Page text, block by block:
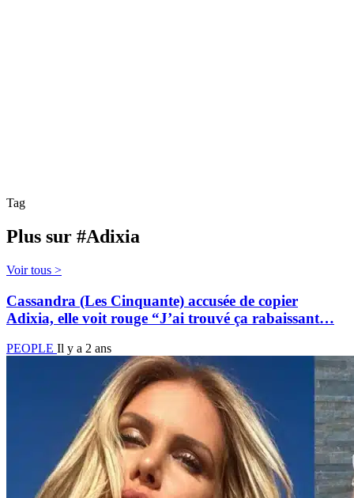
Tag
Plus sur #Adixia
Voir tous >
Cassandra (Les Cinquante) accusée de copier
Adixia, elle voit rouge “J’ai trouvé ça rabaissant…
PEOPLE Il y a 2 ans